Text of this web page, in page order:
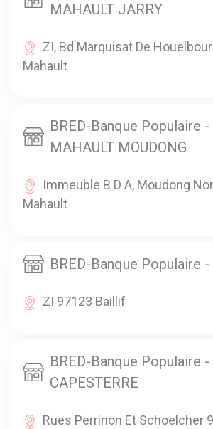
MAHAULT JARRY
ZI, Bd Marquisat De
Mahault
BRED-Banque Populaire -
MAHAULT MOUDONG
Immeuble B D A, Moudong
Mahault
BRED-Banque Populaire
ZI 97123 Baillif
BRED-Banque Populaire -
CAPESTERRE
Rues Perrinon Et Schoelcher